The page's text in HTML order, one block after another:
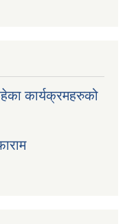
कार्यक्रमहरुको